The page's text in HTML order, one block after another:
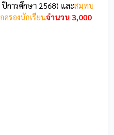
การศึกษา 2568) และสมทบ
ครองนักเรียนจำนวน 3,000